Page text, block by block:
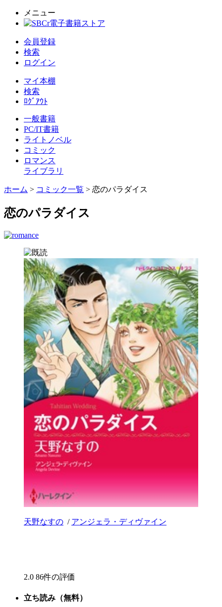
メニュー
会員登録
検索
ログイン
マイ本棚
検索
ﾛｸﾞｱｳﾄ
一般書籍
PC/IT書籍
ライトノベル
コミック
ロマンス
ライブラリ
ホーム > コミック一覧 > 恋のパラダイス
恋のパラダイス
天野なすの / アンジェラ・ディヴァイン
2.0 86件の評価
立ち読み （無料）